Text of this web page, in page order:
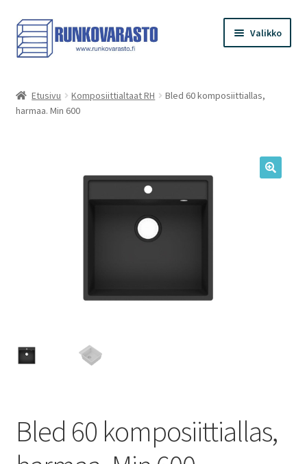
Siirry
navigointiin
Siirry
sisältöön
Valikko
Kauppa
Etusivu Komposiittialtaat RH
Bled 60 komposiittiallas,
harmaa. Min 600
Bled 60 komposiittiallas,